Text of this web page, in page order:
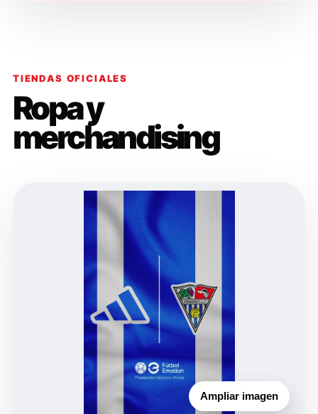
TIENDAS OFICIALES
Ropa y
merchandising
Ampliar imagen